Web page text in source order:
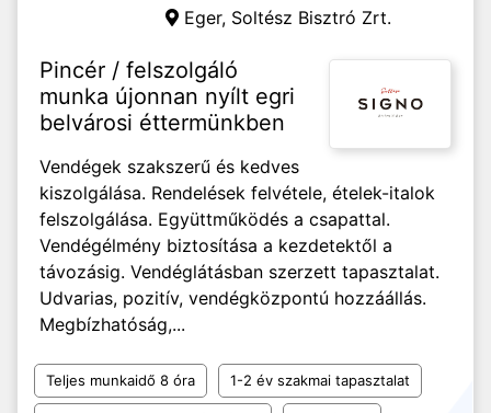
Eger, Soltész Bisztró Zrt.
Pincér / felszolgáló
munka újonnan nyílt egri
belvárosi éttermünkben
Vendégek szakszerű és kedves
kiszolgálása. Rendelések felvétele, ételek-italok
felszolgálása. Együttműködés a csapattal.
Vendégélmény biztosítása a kezdetektől a
távozásig. Vendéglátásban szerzett tapasztalat.
Udvarias, pozitív, vendégközpontú hozzáállás.
Megbízhatóság,...
Teljes munkaidő 8 óra 1-2 év szakmai tapasztalat